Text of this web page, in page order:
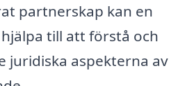
partnerskap kan en
till att förstå och
juridiska aspekterna av